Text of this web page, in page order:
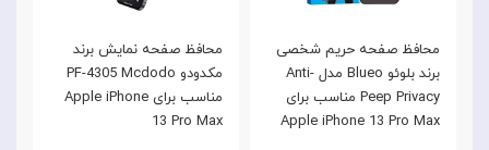
محافظ صفحه نمایش برند
مکدودو PF-4305 Mcdodo
مناسب برای Apple iPhone
13 Pro Max
محافظ صفحه حریم شخصی
برند بلوئو Blueo مدل Anti-
Peep Privacy مناسب برای
Apple iPhone 13 Pro Max